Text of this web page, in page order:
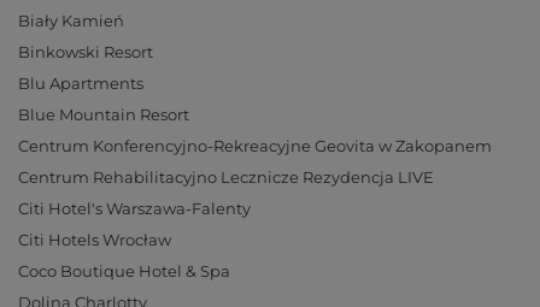
Biały Kamień
Binkowski Resort
Blu Apartments
Blue Mountain Resort
Centrum Konferencyjno-Rekreacyjne Geovita w Zakopanem
Centrum Rehabilitacyjno Lecznicze Rezydencja LIVE
Citi Hotel's Warszawa-Falenty
Citi Hotels Wrocław
Coco Boutique Hotel & Spa
Dolina Charlotty